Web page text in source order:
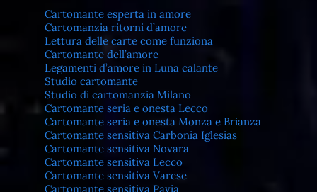
Cartomante esperta in amore
Cartomanzia ritorni d’amore
Lettura delle carte come funziona
Cartomante dell’amore
Legamenti d’amore in Luna calante
Studio cartomante
Studio di cartomanzia Milano
Cartomante seria e onesta Lecco
Cartomante seria e onesta Monza e Brianza
Cartomante sensitiva Carbonia Iglesias
Cartomante sensitiva Novara
Cartomante sensitiva Lecco
Cartomante sensitiva Varese
Cartomante sensitiva Pavia